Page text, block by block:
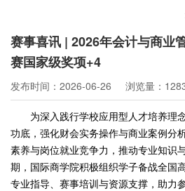
赛事喜讯 | 2026年会计与商业
赛国家级奖项+4
发布时间：2026-06-26 浏览量：
为深入践行学校应用型人才培养理
功底，强化财会实务操作与商业案例分
素养与岗位就业竞争力，推动专业知识
期，国际商学院积极组织学子备战全国
专业指导、赛事培训与资源支撑，助力